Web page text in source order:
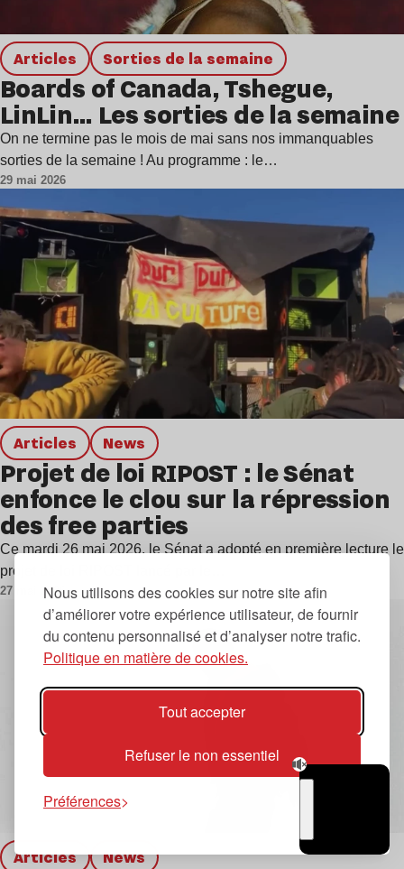
Nous utilisons des cookies sur notre site afin
d’améliorer votre expérience utilisateur, de fournir
du contenu personnalisé et d’analyser notre trafic.
Politique en matière de cookies.
Tout accepter
Refuser le non essentiel
Préférences
Articles Sorties de la semaine
Boards of Canada, Tshegue,
LinLin… Les sorties de la semaine
On ne termine pas le mois de mai sans nos immanquables
sorties de la semaine ! Au programme : le…
29 mai 2026
Articles news
Projet de loi RIPOST : le Sénat
enfonce le clou sur la répression
des free parties
Ce mardi 26 mai 2026, le Sénat a adopté en première lecture le
projet de loi RIPOST lancé par le…
27 mai 2026
Articles news